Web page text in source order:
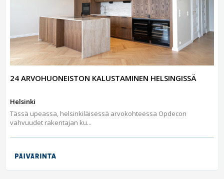
24 ARVOHUONEISTON KALUSTAMINEN HELSINGISSÄ
Helsinki
Tässä upeassa, helsinkiläisessä arvokohteessa Opdecon
vahvuudet rakentajan ku...